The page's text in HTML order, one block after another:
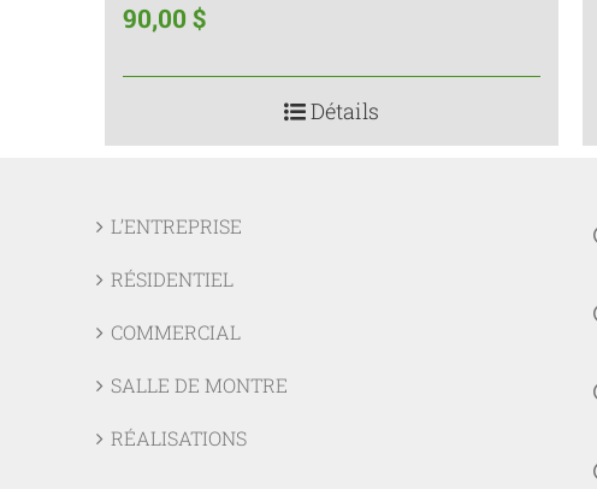
90,00 $
Détails
L’ENTREPRISE
RÉSIDENTIEL
COMMERCIAL
SALLE DE MONTRE
RÉALISATIONS